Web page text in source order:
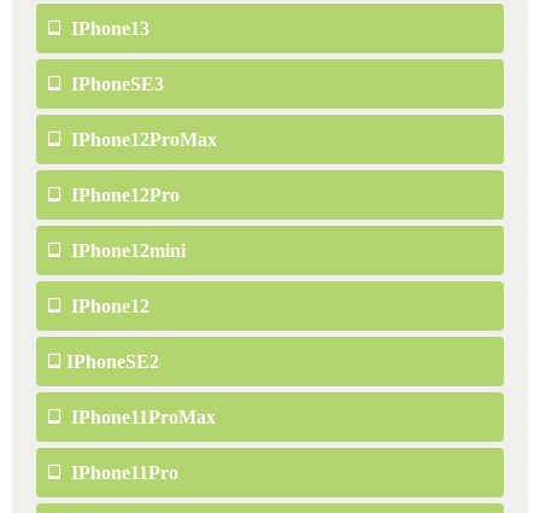
IPhone13
IPhoneSE3
IPhone12ProMax
IPhone12Pro
IPhone12mini
IPhone12
IPhoneSE2
IPhone11ProMax
IPhone11Pro